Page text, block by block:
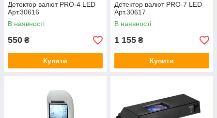
Детектор валют PRO-4 LED
Арт.30616
В наявності
550 ₴
Купити
Детектор валют PRO-7 LED
Арт.30617
В наявності
1 155 ₴
Купити